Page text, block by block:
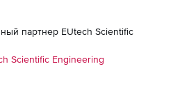
партнер EUtech Scientific
Scientific Engineering